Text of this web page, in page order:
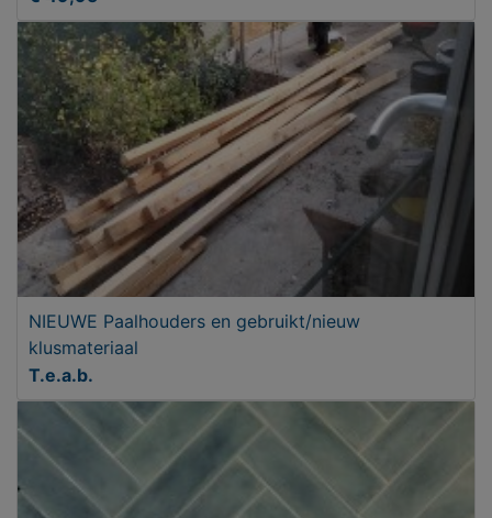
NIEUWE Paalhouders en gebruikt/nieuw
klusmateriaal
T.e.a.b.